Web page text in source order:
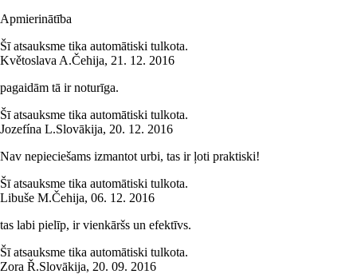
Apmierinātība
Šī atsauksme tika automātiski tulkota.
Květoslava A.Čehija, 21. 12. 2016
pagaidām tā ir noturīga.
Šī atsauksme tika automātiski tulkota.
Jozefína L.Slovākija, 20. 12. 2016
Nav nepieciešams izmantot urbi, tas ir ļoti praktiski!
Šī atsauksme tika automātiski tulkota.
Libuše M.Čehija, 06. 12. 2016
tas labi pielīp, ir vienkāršs un efektīvs.
Šī atsauksme tika automātiski tulkota.
Zora Ř.Slovākija, 20. 09. 2016